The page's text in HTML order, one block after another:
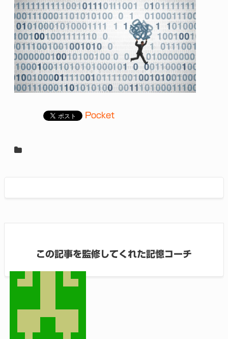
Pocket
この記事を監修してくれた記憶コーチ